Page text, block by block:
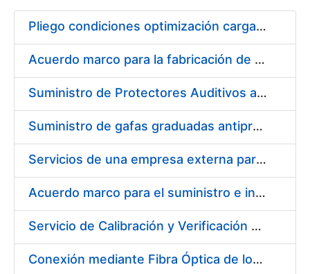
Show/Hide
Pliego condiciones optimización cargas compras firmado
Acuerdo marco para la fabricación de piezas
Suministro de Protectores Auditivos a medida para las personas trabajadoras de los Centros de Trabajo de Madrid y Burgos
Suministro de gafas graduadas antiproyecciones para los trabajadores de la FNMT-RCM en los centros de trabajo de Madrid y Burgos
Servicios de una empresa externa para el asesoramiento y resolución de los recursos de alzada que se presentan relacionados con procesos de selección para la FNMT-RCM
Acuerdo marco para el suministro e instalación de persianas, estores y otros complementos
Servicio de Calibración y Verificación Externa de los Equipos de Medición del Servicio de Prevención de la FNMT-RCM
Conexión mediante Fibra Óptica de los Centros de Proceso de Datos (CPDs) de las sedes de la FNMT-RCM de Burgos y Madrid